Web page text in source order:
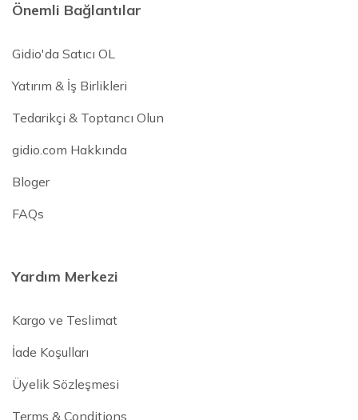
Önemli Bağlantılar
Gidio'da Satıcı OL
Yatırım & İş Birlikleri
Tedarikçi & Toptancı Olun
gidio.com Hakkında
Bloger
FAQs
Yardım Merkezi
Kargo ve Teslimat
İade Koşulları
Üyelik Sözleşmesi
Terms & Conditions